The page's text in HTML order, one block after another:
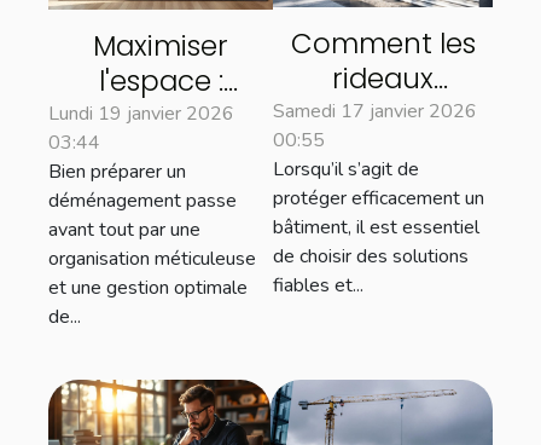
Maximiser
l'espace :
astuces pour un
déménagement
efficace
Lundi 19 janvier 2026
03:44
Bien préparer un
déménagement passe
avant tout par une
organisation méticuleuse
et une gestion optimale
de...
Comment les
rideaux
métalliques
renforcent la
sécurité des
bâtiments ?
Samedi 17 janvier 2026
00:55
Lorsqu’il s’agit de
protéger efficacement un
bâtiment, il est essentiel
de choisir des solutions
fiables et...